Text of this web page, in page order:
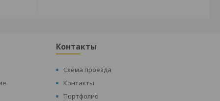
Контакты
Схема проезда
Контакты
Портфолио